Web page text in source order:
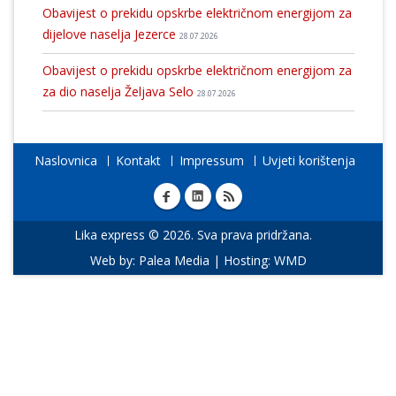
Obavijest o prekidu opskrbe električnom energijom za
dijelove naselja Jezerce 28.07.2026
Obavijest o prekidu opskrbe električnom energijom za
za dio naselja Željava Selo 28.07.2026
Naslovnica Kontakt Impressum Uvjeti korištenja
Lika express © 2026. Sva prava pridržana.
Web by: Palea Media | Hosting: WMD